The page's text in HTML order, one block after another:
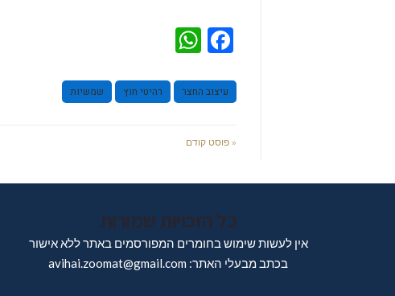
Facebook
עיצוב החצר רהיטי חוץ שמשיות
« פוסט קודם
כל הזכויות שמורות
אין לעשות שימוש בחומרים המפורסמים באתר ללא אישור
בכתב מבעלי האתר: avihai.zoomat@gmail.com